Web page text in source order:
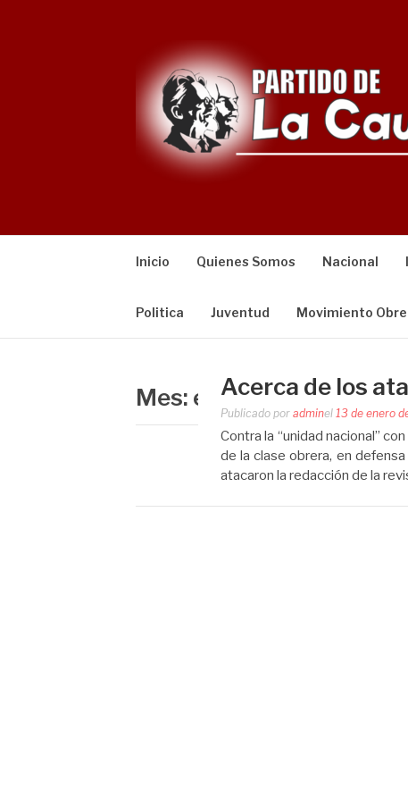
Inicio Quienes Somos Nacional
Politica Juventud Movimiento
Mes: enero 2015
Acerca de los
Publicado por adminel 13 de enero
Contra la “unidad nacional”
de la clase obrera, en
atacaron la redacción de la